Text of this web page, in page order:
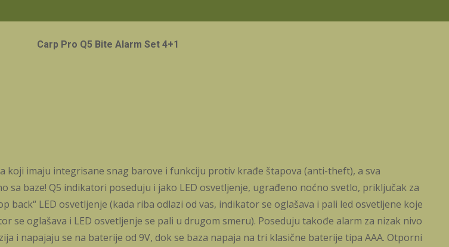
Carp Pro Q5 Bite Alarm Set 4+1
imaju integrisane snag barove i funkciju protiv krađe štapova (anti-theft), a sva
baze! Q5 indikatori poseduju i jako LED osvetljenje, ugrađeno noćno svetlo, priključak za
LED osvetljenje (kada riba odlazi od vas, indikator se oglašava i pali led osvetljene koje
se oglašava i LED osvetljenje se pali u drugom smeru). Poseduju takođe alarm za nizak nivo
i napajaju se na baterije od 9V, dok se baza napaja na tri klasične baterije tipa AAA. Otporni